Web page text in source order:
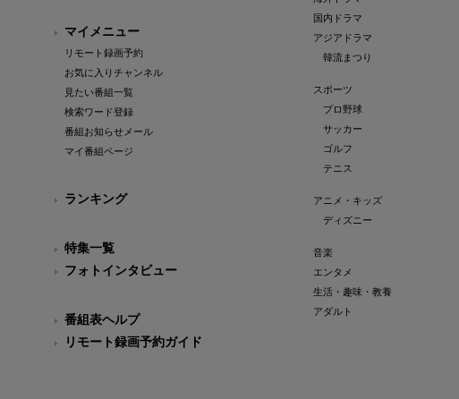
マイメニュー
リモート録画予約
お気に入りチャンネル
見たい番組一覧
検索ワード登録
番組お知らせメール
マイ番組ページ
ランキング
特集一覧
フォトインタビュー
番組表ヘルプ
リモート録画予約ガイド
国内ドラマ
アジアドラマ
韓流まつり
スポーツ
プロ野球
サッカー
ゴルフ
テニス
アニメ・キッズ
ディズニー
音楽
エンタメ
生活・趣味・教養
アダルト